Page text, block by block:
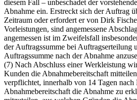
diesem Fall – unbeschadet der
Abnahme ein. Erstreckt sich der Auftrag
Zeitraum oder erfordert er von Dirk
Vorleistungen, sind angemessene
angemessen ist im Zweifelsfall
der Auftragssumme bei Auftragserteilung
Auftragssumme nach der Abnahme
(7) Nach Abschluss einer Werkleistung
Kunden die Abnahmebereitschaft
verpflichtet, innerhalb von 14 Tagen
Abnahmebereitschaft die Abnahme zu